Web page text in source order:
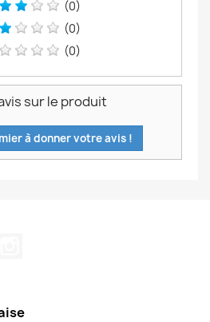
(0)
(0)
(0)
sur le produit
à donner votre avis !